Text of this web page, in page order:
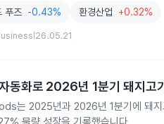
푸즈 -0.43% 환경산업 +0.32%
26.05.21
동화로 2026년 1분기 돼지고
는 2025년과 2026년 1분기에 돼지